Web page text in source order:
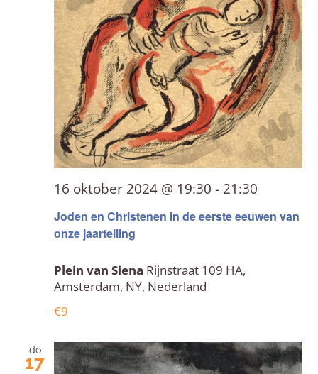
Joden en Christenen in de eerste eeuwen van
onze jaartelling
16 oktober 2024 @ 19:30 - 21:30
Plein van Siena Rijnstraat 109 HA,
Amsterdam, NY, Nederland
€9
do
17